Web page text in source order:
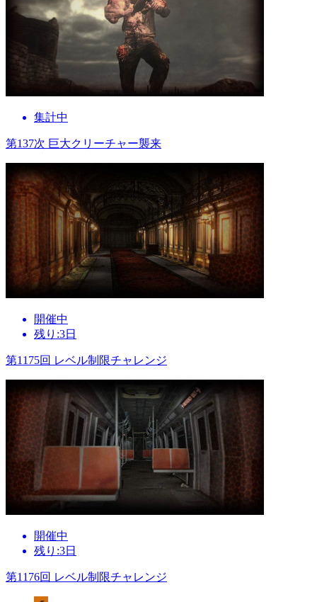
集計中
第137次 巨大クリーチャー襲来
開催中
残り:3日
第1175回 レベル制限チャレンジ
開催中
残り:3日
第1176回 レベル制限チャレンジ